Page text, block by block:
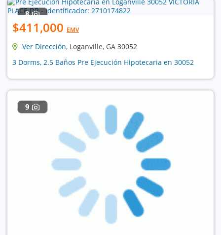
8
$411,000 EMV
Ver Dirección, Loganville, GA 30052
3 Dorms, 2.5 Baños Pre Ejecución Hipotecaria en 30052
9